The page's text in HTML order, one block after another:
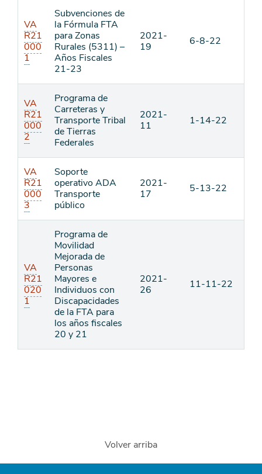
VA
R21
000
1
Subvenciones de
la Fórmula FTA
para Zonas
Rurales (5311) –
Años Fiscales
21-23
2021-
19
6-8-22
VA
R21
000
2
Programa de
Carreteras y
Transporte Tribal
de Tierras
Federales
2021-
11
1-14-22
VA
R21
000
3
Soporte
operativo ADA
Transporte
público
2021-
17
5-13-22
VA
R21
020
1
Programa de
Movilidad
Mejorada de
Personas
Mayores e
Individuos con
Discapacidades
de la FTA para
los años fiscales
20 y 21
2021-
26
11-11-22
Volver arriba